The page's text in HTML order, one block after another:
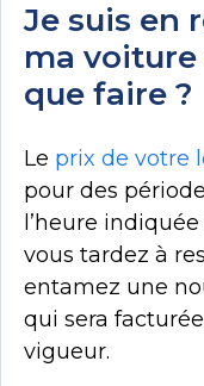
Je suis en
ma
que faire ?
Le prix de votre
pour des
l’heure
vous tardez à
entamez une
qui sera
vigueur.